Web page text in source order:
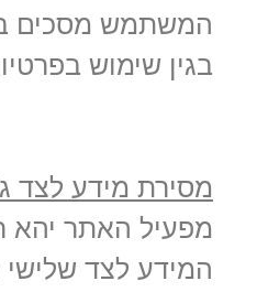
המשתמש מסכים
בגין שימוש
מסירת מידע לצד
מפעיל האתר יהא
המידע לצד שלישי